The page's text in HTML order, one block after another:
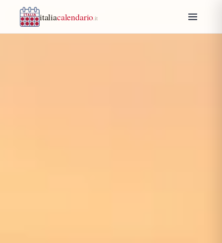
italiacalendario .it